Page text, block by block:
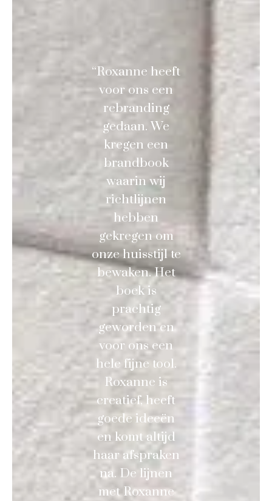
“Roxanne heeft
voor ons een
rebranding
gedaan. We
kregen een
brandbook
waarin wij
richtlijnen
hebben
gekregen om
onze huisstijl te
bewaken. Het
boek is
prachtig
geworden en
voor ons een
hele fijne tool.
Roxanne is
creatief, heeft
goede ideeën
en komt altijd
haar afspraken
na. De lijnen
met Roxanne